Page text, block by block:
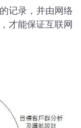
记录，并由网络
才能保证互联网